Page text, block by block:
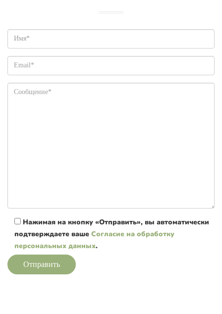
Нажимая на кнопку «Отправить», вы автоматически
подтверждаете ваше Согласие на обработку
персональных данных.
Отправить